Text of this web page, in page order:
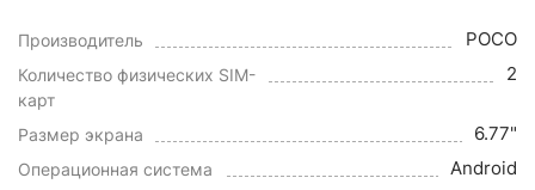
Производитель POCO
Количество физических SIM-
карт
2
Размер экрана 6.77"
Операционная система Android